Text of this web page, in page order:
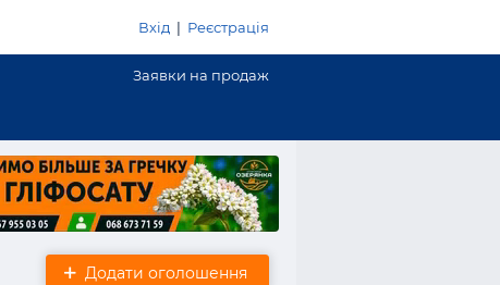
Вхід | Реєстрація
Заявки на продаж
Додати оголошення